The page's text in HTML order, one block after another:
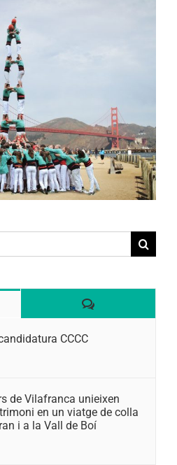
Comentaris
CCCC
de Vilafranca unieixen
en un viatge de colla
i a la Vall de Boí